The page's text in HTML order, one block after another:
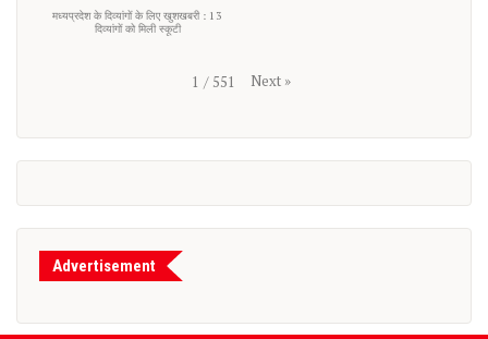
मध्यप्रदेश के दिव्यांगों के लिए खुशखबरी : 13
दिव्यांगों को मिली स्कूटी
1 / 551 Next »
Advertisement